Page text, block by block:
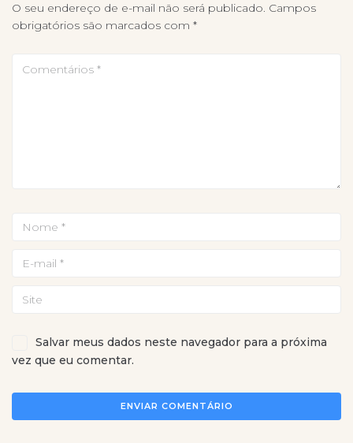
O seu endereço de e-mail não será publicado. Campos
obrigatórios são marcados com *
Salvar meus dados neste navegador para a próxima
vez que eu comentar.